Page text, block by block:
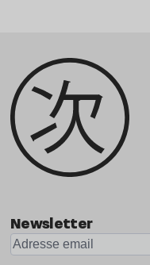
Newsletter